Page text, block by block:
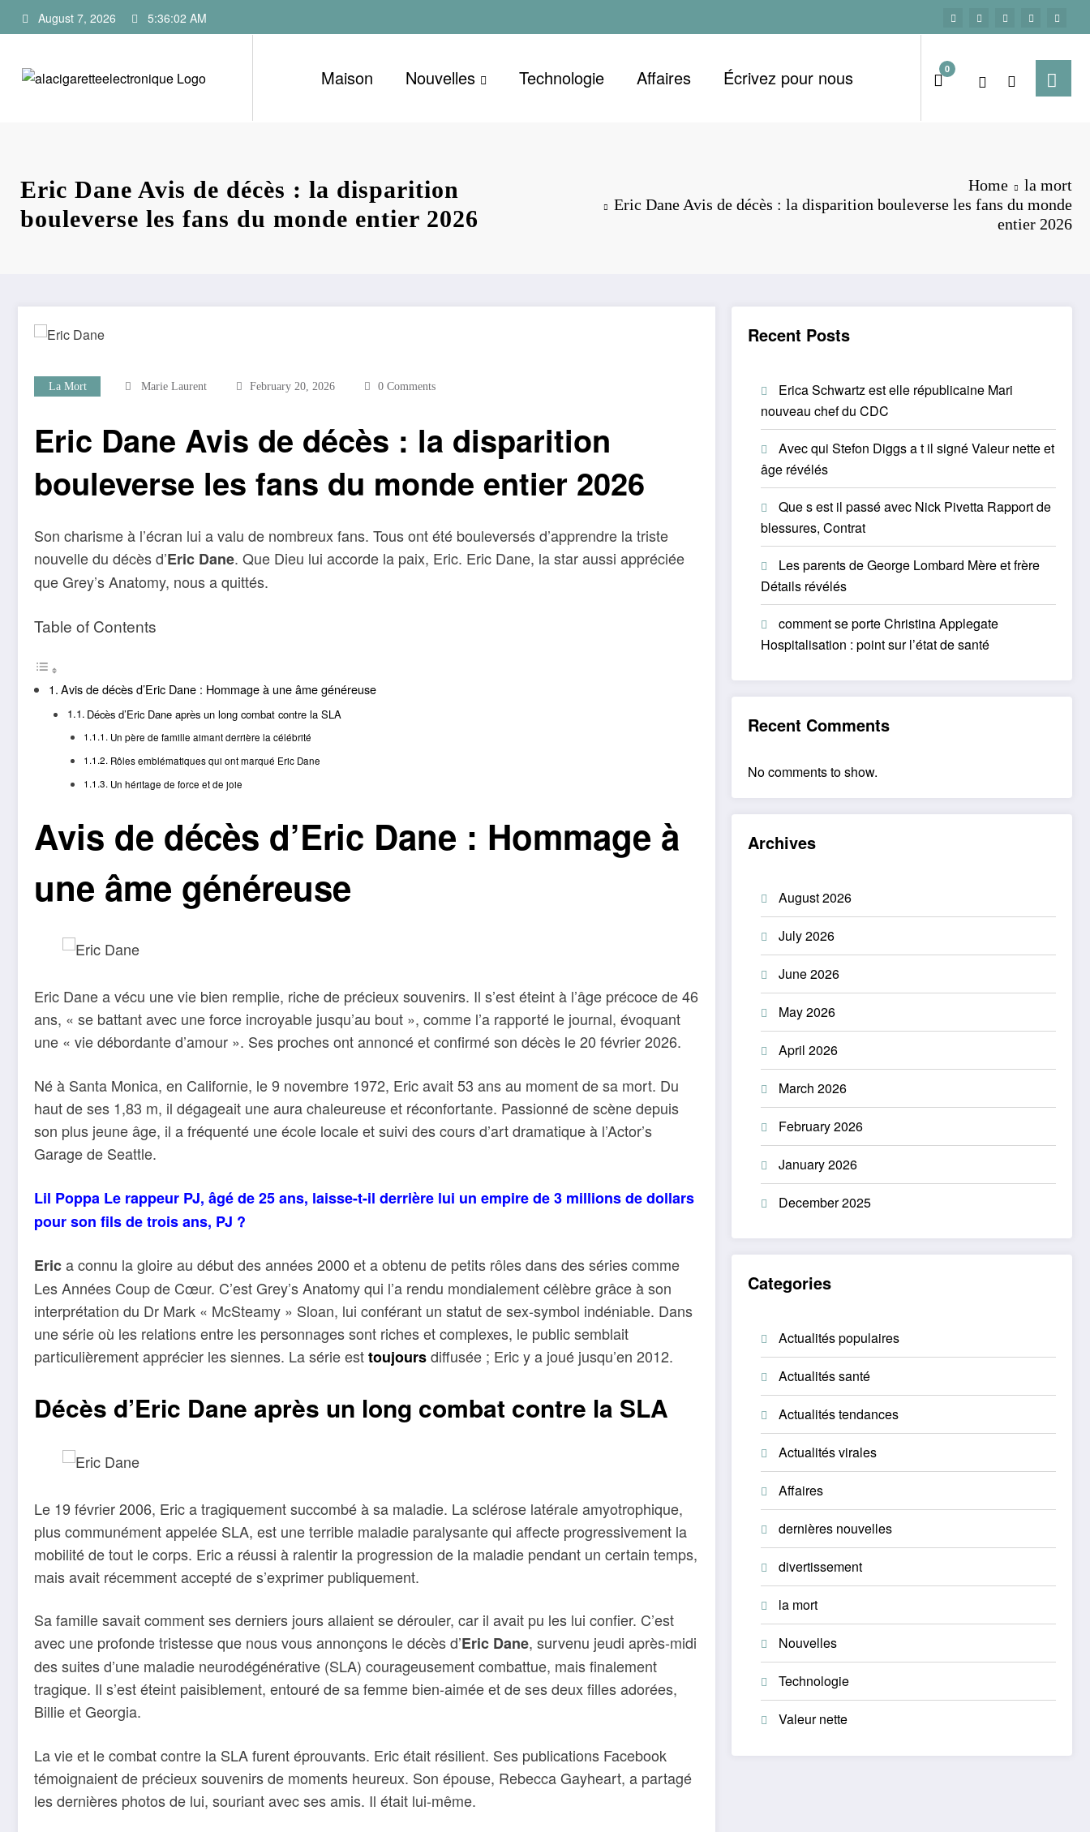
to
August 7, 2026 5:36:03 AM
Maison Nouvelles Technologie Affaires Écrivez pour nous 0
Eric Dane Avis de décès : la disparition
bouleverse les fans du monde entier 2026
Home
la mort
Eric Dane Avis de décès : la disparition bouleverse les fans du monde
entier 2026
La Mort Marie Laurent February 20, 2026 0 Comments
Eric Dane Avis de décès : la disparition
bouleverse les fans du monde entier 2026
Son charisme à l’écran lui a valu de nombreux fans. Tous ont été bouleversés d’apprendre la triste
nouvelle du décès d’Eric Dane. Que Dieu lui accorde la paix, Eric. Eric Dane, la star aussi appréciée
que Grey’s Anatomy, nous a quittés.
Table of Contents
Avis de décès d’Eric Dane : Hommage à une âme généreuse
Décès d’Eric Dane après un long combat contre la SLA
Un père de famille aimant derrière la célébrité
Rôles emblématiques qui ont marqué Eric Dane
Un héritage de force et de joie
Avis de décès d’Eric Dane : Hommage à
une âme généreuse
Eric Dane a vécu une vie bien remplie, riche de précieux souvenirs. Il s’est éteint à l’âge précoce de 46
ans, « se battant avec une force incroyable jusqu’au bout », comme l’a rapporté le journal, évoquant
une « vie débordante d’amour ». Ses proches ont annoncé et confirmé son décès le 20 février 2026.
Né à Santa Monica, en Californie, le 9 novembre 1972, Eric avait 53 ans au moment de sa mort. Du
haut de ses 1,83 m, il dégageait une aura chaleureuse et réconfortante. Passionné de scène depuis
son plus jeune âge, il a fréquenté une école locale et suivi des cours d’art dramatique à l’Actor’s
Garage de Seattle.
Lil Poppa Le rappeur PJ, âgé de 25 ans, laisse-t-il derrière lui un empire de 3 millions de dollars
pour son fils de trois ans, PJ ?
Erica connu la gloire au début des années 2000 et a obtenu de petits rôles dans des séries comme
Les Années Coup de Cœur. C’est Grey’s Anatomy qui l’a rendu mondialement célèbre grâce à son
interprétation du Dr Mark « McSteamy » Sloan, lui conférant un statut de sex-symbol indéniable. Dans
une série où les relations entre les personnages sont riches et complexes, le public semblait
particulièrement apprécier les siennes. La série esttoujoursdiffusée ; Eric y a joué jusqu’en 2012.
Décès d’Eric Dane après un long combat contre la SLA
Le 19 février 2006, Eric a tragiquement succombé à sa maladie. La sclérose latérale amyotrophique,
plus communément appelée SLA, est une terrible maladie paralysante qui affecte progressivement la
mobilité de tout le corps. Eric a réussi à ralentir la progression de la maladie pendant un certain temps,
mais avait récemment accepté de s’exprimer publiquement.
Sa famille savait comment ses derniers jours allaient se dérouler, car il avait pu les lui confier. C’est
avec une profonde tristesse que nous vous annonçons le décès d’Eric Dane, survenu jeudi après-midi
des suites d’une maladie neurodégénérative (SLA) courageusement combattue, mais finalement
tragique. Il s’est éteint paisiblement, entouré de sa femme bien-aimée et de ses deux filles adorées,
Billie et Georgia.
La vie et le combat contre la SLA furent éprouvants. Eric était résilient. Ses publications Facebook
témoignaient de précieux souvenirs de moments heureux. Son épouse, Rebecca Gayheart, a partagé
les dernières photos de lui, souriant avec ses amis. Il était lui-même.
Recent Posts
Erica Schwartz est elle républicaine Mari
nouveau chef du CDC
Avec qui Stefon Diggs a t il signé Valeur nette et
âge révélés
Que s est il passé avec Nick Pivetta Rapport de
blessures, Contrat
Les parents de George Lombard Mère et frère
Détails révélés
comment se porte Christina Applegate
Hospitalisation : point sur l’état de santé
Recent Comments
No comments to show.
Archives
August 2026
July 2026
June 2026
May 2026
April 2026
March 2026
February 2026
January 2026
December 2025
Categories
Actualités populaires
Actualités santé
Actualités tendances
Actualités virales
Affaires
dernières nouvelles
divertissement
la mort
Nouvelles
Technologie
Valeur nette